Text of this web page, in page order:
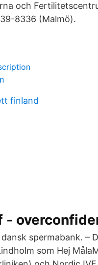
och
8336 (Malmö).
finland
-
spermabank. –
som Hej